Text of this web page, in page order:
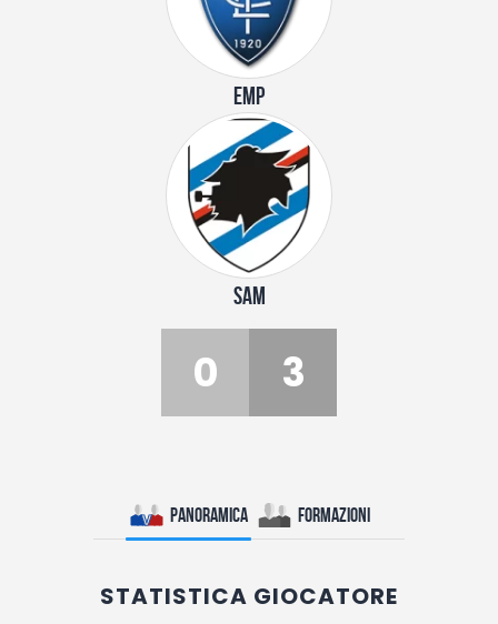
EMP
SAM
0 3
Panoramica Formazioni
STATISTICA GIOCATORE